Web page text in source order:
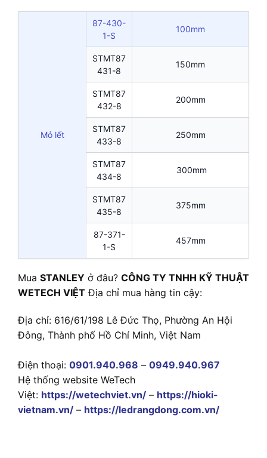
Mỏ lết
87-430-
1-S
100mm
STMT87
431-8
150mm
STMT87
432-8
200mm
STMT87
433-8
250mm
STMT87
434-8
300mm
STMT87
435-8
375mm
87-371-
1-S
457mm
Mua STANLEY ở đâu? CÔNG TY TNHH KỸ THUẬT
WETECH VIỆT Địa chỉ mua hàng tin cậy:
Địa chỉ: 616/61/198 Lê Đức Thọ, Phường An Hội
Đông, Thành phố Hồ Chí Minh, Việt Nam
Điện thoại: 0901.940.968 – 0949.940.967
Hệ thống website WeTech
Việt: https://wetechviet.vn/ – https://hioki-
vietnam.vn/ – https://ledrangdong.com.vn/